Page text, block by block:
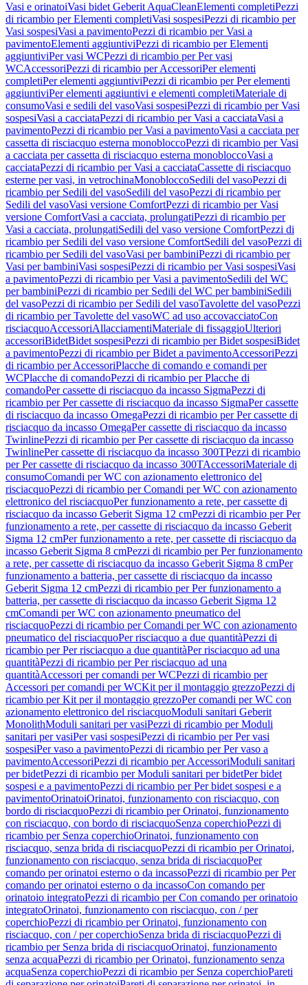
Vasi e orinatoiVasi bidet Geberit AquaCleanElementi completiPezzi
di ricambio per Elementi completiVasi sospesiPezzi di ricambio per
Vasi sospesiVasi a pavimentoPezzi di ricambio per Vasi a
pavimentoElementi aggiuntiviPezzi di ricambio per Elementi
aggiuntiviPer vasi WCPezzi di ricambio per Per vasi
WCAccessoriPezzi di ricambio per AccessoriPer elementi
completiPer elementi aggiuntiviPezzi di ricambio per Per elementi
aggiuntiviPer elementi aggiuntivi e elementi completiMateriale di
consumoVasi e sedili del vasoVasi sospesiPezzi di ricambio per Vasi
sospesiVasi a cacciataPezzi di ricambio per Vasi a cacciataVasi a
pavimentoPezzi di ricambio per Vasi a pavimentoVasi a cacciata per
cassetta di risciacquo esterna monobloccoPezzi di ricambio per Vasi
a cacciata per cassetta di risciacquo esterna monobloccoVasi a
cacciataPezzi di ricambio per Vasi a cacciataCassette di risciacquo
esterne per vasi, in vetrochinaMonobloccoSedili del vasoPezzi di
ricambio per Sedili del vasoSedili del vasoPezzi di ricambio per
Sedili del vasoVasi versione ComfortPezzi di ricambio per Vasi
versione ComfortVasi a cacciata, prolungatiPezzi di ricambio per
Vasi a cacciata, prolungatiSedili del vaso versione ComfortPezzi di
ricambio per Sedili del vaso versione ComfortSedili del vasoPezzi di
ricambio per Sedili del vasoVasi per bambiniPezzi di ricambio per
Vasi per bambiniVasi sospesiPezzi di ricambio per Vasi sospesiVasi
a pavimentoPezzi di ricambio per Vasi a pavimentoSedili del WC
per bambiniPezzi di ricambio per Sedili del WC per bambiniSedili
del vasoPezzi di ricambio per Sedili del vasoTavolette del vasoPezzi
di ricambio per Tavolette del vasoWC ad uso accovacciatoCon
risciacquoAccessoriAllacciamentiMateriale di fissaggioUlteriori
accessoriBidetBidet sospesiPezzi di ricambio per Bidet sospesiBidet
a pavimentoPezzi di ricambio per Bidet a pavimentoAccessoriPezzi
di ricambio per AccessoriPlacche di comando e comandi per
WCPlacche di comandoPezzi di ricambio per Placche di
comandoPer cassette di risciacquo da incasso SigmaPezzi di
ricambio per Per cassette di risciacquo da incasso SigmaPer cassette
di risciacquo da incasso OmegaPezzi di ricambio per Per cassette di
risciacquo da incasso OmegaPer cassette di risciacquo da incasso
TwinlinePezzi di ricambio per Per cassette di risciacquo da incasso
TwinlinePer cassette di risciacquo da incasso 300TPezzi di ricambio
per Per cassette di risciacquo da incasso 300TAccessoriMateriale di
consumoComandi per WC con azionamento elettronico del
risciacquoPezzi di ricambio per Comandi per WC con azionamento
elettronico del risciacquoPer funzionamento a rete, per cassette di
risciacquo da incasso Geberit Sigma 12 cmPezzi di ricambio per Per
funzionamento a rete, per cassette di risciacquo da incasso Geberit
Sigma 12 cmPer funzionamento a rete, per cassette di risciacquo da
incasso Geberit Sigma 8 cmPezzi di ricambio per Per funzionamento
a rete, per cassette di risciacquo da incasso Geberit Sigma 8 cmPer
funzionamento a batteria, per cassette di risciacquo da incasso
Geberit Sigma 12 cmPezzi di ricambio per Per funzionamento a
batteria, per cassette di risciacquo da incasso Geberit Sigma 12
cmComandi per WC con azionamento pneumatico del
risciacquoPezzi di ricambio per Comandi per WC con azionamento
pneumatico del risciacquoPer risciacquo a due quantitàPezzi di
ricambio per Per risciacquo a due quantitàPer risciacquo ad una
quantitàPezzi di ricambio per Per risciacquo ad una
quantitàAccessori per comandi per WCPezzi di ricambio per
Accessori per comandi per WCKit per il montaggio grezzoPezzi di
ricambio per Kit per il montaggio grezzoPer comandi per WC con
azionamento elettronico del risciacquoModuli sanitari Geberit
MonolithModuli sanitari per vasiPezzi di ricambio per Moduli
sanitari per vasiPer vasi sospesiPezzi di ricambio per Per vasi
sospesiPer vaso a pavimentoPezzi di ricambio per Per vaso a
pavimentoAccessoriPezzi di ricambio per AccessoriModuli sanitari
per bidetPezzi di ricambio per Moduli sanitari per bidetPer bidet
sospesi e a pavimentoPezzi di ricambio per Per bidet sospesi e a
pavimentoOrinatoiOrinatoi, funzionamento con risciacquo, con
bordo di risciacquoPezzi di ricambio per Orinatoi, funzionamento
con risciacquo, con bordo di risciacquoSenza coperchioPezzi di
ricambio per Senza coperchioOrinatoi, funzionamento con
risciacquo, senza brida di risciacquoPezzi di ricambio per Orinatoi,
funzionamento con risciacquo, senza brida di risciacquoPer
comando per orinatoi esterno o da incassoPezzi di ricambio per Per
comando per orinatoi esterno o da incassoCon comando per
orinatoio integratoPezzi di ricambio per Con comando per orinatoio
integratoOrinatoi, funzionamento con risciacquo, con / per
coperchioPezzi di ricambio per Orinatoi, funzionamento con
risciacquo, con / per coperchioSenza brida di risciacquoPezzi di
ricambio per Senza brida di risciacquoOrinatoi, funzionamento
senza acquaPezzi di ricambio per Orinatoi, funzionamento senza
acquaSenza coperchioPezzi di ricambio per Senza coperchioPareti